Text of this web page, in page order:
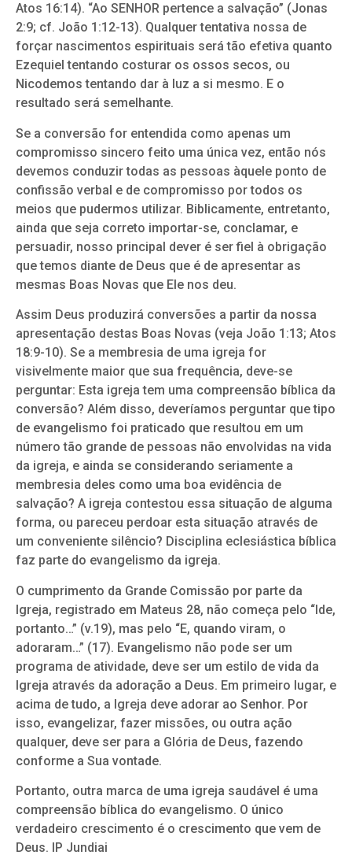
Atos 16:14). “Ao SENHOR pertence a salvação” (Jonas
2:9; cf. João 1:12-13). Qualquer tentativa nossa de
forçar nascimentos espirituais será tão efetiva quanto
Ezequiel tentando costurar os ossos secos, ou
Nicodemos tentando dar à luz a si mesmo. E o
resultado será semelhante.
Se a conversão for entendida como apenas um
compromisso sincero feito uma única vez, então nós
devemos conduzir todas as pessoas àquele ponto de
confissão verbal e de compromisso por todos os
meios que pudermos utilizar. Biblicamente, entretanto,
ainda que seja correto importar-se, conclamar, e
persuadir, nosso principal dever é ser fiel à obrigação
que temos diante de Deus que é de apresentar as
mesmas Boas Novas que Ele nos deu.
Assim Deus produzirá conversões a partir da nossa
apresentação destas Boas Novas (veja João 1:13; Atos
18:9-10). Se a membresia de uma igreja for
visivelmente maior que sua frequência, deve-se
perguntar: Esta igreja tem uma compreensão bíblica da
conversão? Além disso, deveríamos perguntar que tipo
de evangelismo foi praticado que resultou em um
número tão grande de pessoas não envolvidas na vida
da igreja, e ainda se considerando seriamente a
membresia deles como uma boa evidência de
salvação? A igreja contestou essa situação de alguma
forma, ou pareceu perdoar esta situação através de
um conveniente silêncio? Disciplina eclesiástica bíblica
faz parte do evangelismo da igreja.
O cumprimento da Grande Comissão por parte da
Igreja, registrado em Mateus 28, não começa pelo “Ide,
portanto…” (v.19), mas pelo “E, quando viram, o
adoraram…” (17). Evangelismo não pode ser um
programa de atividade, deve ser um estilo de vida da
Igreja através da adoração a Deus. Em primeiro lugar, e
acima de tudo, a Igreja deve adorar ao Senhor. Por
isso, evangelizar, fazer missões, ou outra ação
qualquer, deve ser para a Glória de Deus, fazendo
conforme a Sua vontade.
Portanto, outra marca de uma igreja saudável é uma
compreensão bíblica do evangelismo. O único
verdadeiro crescimento é o crescimento que vem de
Deus. IP Jundiai